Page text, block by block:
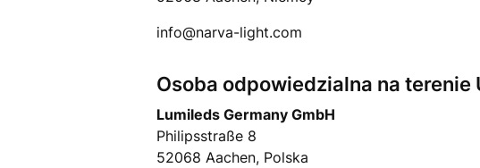
info@narva-light.com
Osoba odpowiedzialna na terenie
Lumileds Germany GmbH
Philipsstraße 8
52068 Aachen, Polska